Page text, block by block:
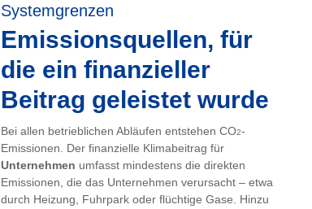
Systemgrenzen
Emissionsquellen, für
die ein finanzieller
Beitrag geleistet wurde
Bei allen betrieblichen Abläufen entstehen CO2-
Emissionen. Der finanzielle Klimabeitrag für
Unternehmen umfasst mindestens die direkten
Emissionen, die das Unternehmen verursacht – etwa
durch Heizung, Fuhrpark oder flüchtige Gase. Hinzu